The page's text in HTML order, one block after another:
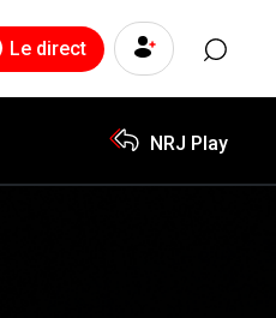
Le direct
NRJ Play